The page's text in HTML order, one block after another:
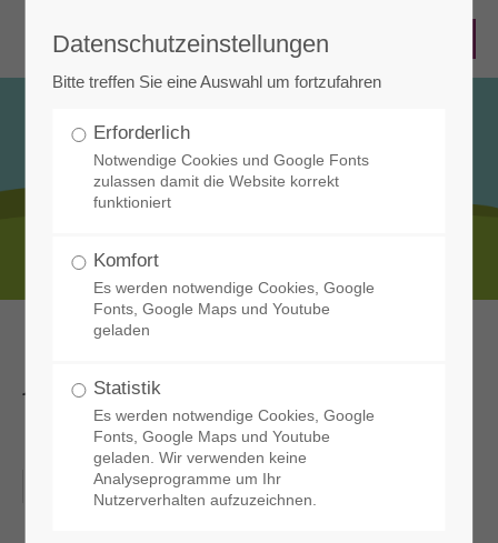
Infos & Termine
Ausflug der Klassen
1a und 1b
09-07-2025
Datenschutzeinstellungen
Bitte treffen Sie eine Auswahl um fortzufahren
Erforderlich
Notwendige Cookies und Google Fonts
zulassen damit die Website korrekt
funktioniert
Komfort
Es werden notwendige Cookies, Google
Fonts, Google Maps und Youtube
geladen
Statistik
Es werden notwendige Cookies, Google
Fonts, Google Maps und Youtube
geladen. Wir verwenden keine
Analyseprogramme um Ihr
Nutzerverhalten aufzuzeichnen.